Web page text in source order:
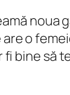
noua
o
fi bine